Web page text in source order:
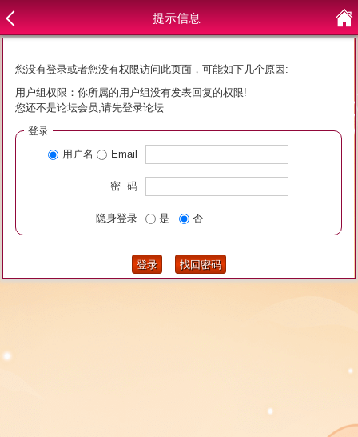
提示信息
您没有登录或者您没有权限访问此页面，可能如下几个原因:
用户组权限：你所属的用户组没有发表回复的权限!
您还不是论坛会员,请先登录论坛
登录
用户名
Email
密 码
隐身登录 是 否